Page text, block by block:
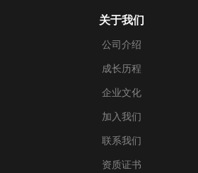
关于我们
公司介绍
成长历程
企业文化
加入我们
联系我们
资质证书